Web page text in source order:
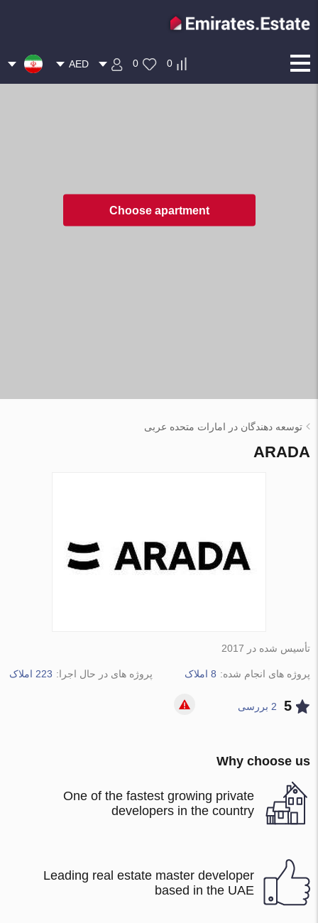
0
0
AED
Choose apartment
توسعه دهندگان در امارات متحده عربی
ARADA
تأسیس شده در 2017
پروژه های انجام شده: 8 املاک پروژه های در حال اجرا: 223 املاک
5 2 بررسی
Why choose us
One of the fastest growing private
developers in the country
Leading real estate master developer
based in the UAE